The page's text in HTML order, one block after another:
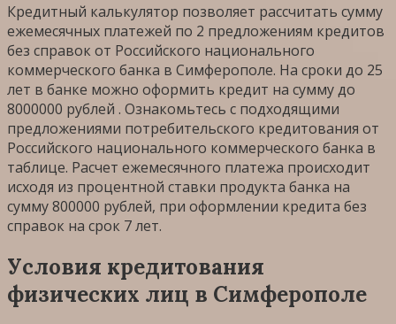
Кредитный калькулятор позволяет рассчитать сумму
ежемесячных платежей по 2 предложениям кредитов
без справок от Российского национального
коммерческого банка в Симферополе. На сроки до 25
лет в банке можно оформить кредит на сумму до
8000000 рублей . Ознакомьтесь с подходящими
предложениями потребительского кредитования от
Российского национального коммерческого банка в
таблице. Расчет ежемесячного платежа происходит
исходя из процентной ставки продукта банка на
сумму 800000 рублей, при оформлении кредита без
справок на срок 7 лет.
Условия кредитования
физических лиц в Симферополе